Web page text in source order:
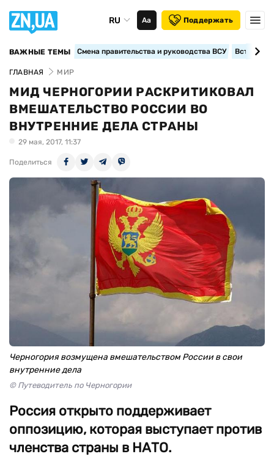
RU Аа Поддержать
ВАЖНЫЕ ТЕМЫ Смена правительства и руководства ВСУ
ГЛАВНАЯ МИР
МИД ЧЕРНОГОРИИ РАСКРИТИКОВАЛ
ВМЕШАТЕЛЬСТВО РОССИИ ВО
ВНУТРЕННИЕ ДЕЛА СТРАНЫ
29 мая, 2017, 11:37
Поделиться
Черногория возмущена вмешательством России в свои
внутренние дела
© Путеводитель по Черногории
Россия открыто поддерживает
оппозицию, которая выступает против
членства страны в НАТО.